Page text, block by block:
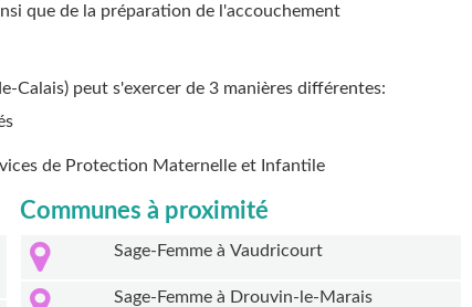
que de la préparation de l'accouchement
Calais) peut s'exercer de 3 manières différentes:
de Protection Maternelle et Infantile
Communes à proximité
Sage-Femme à Vaudricourt
Sage-Femme à Drouvin-le-Marais